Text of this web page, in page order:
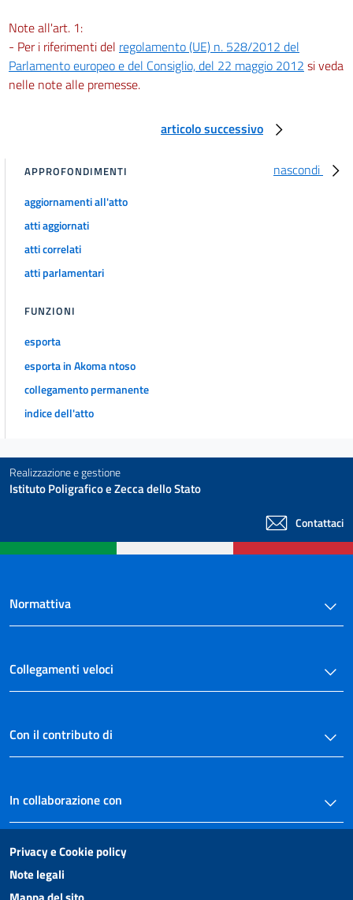
Note all'art. 1:
- Per i riferimenti del regolamento (UE) n. 528/2012 del
Parlamento europeo e del Consiglio, del 22 maggio 2012 si veda
nelle note alle premesse.
articolo successivo
nascondi
APPROFONDIMENTI
aggiornamenti all'atto
atti aggiornati
atti correlati
atti parlamentari
FUNZIONI
esporta
esporta in Akoma ntoso
collegamento permanente
indice dell'atto
Realizzazione e gestione
Istituto Poligrafico e Zecca dello Stato
Contattaci
Normattiva
Collegamenti veloci
Con il contributo di
In collaborazione con
Privacy e Cookie policy
Note legali